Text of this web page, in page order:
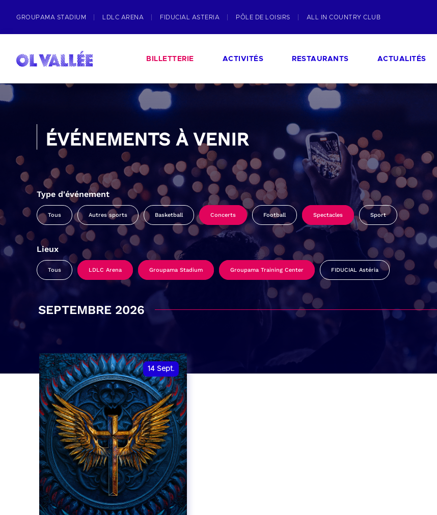
GROUPAMA STADIUM LDLC ARENA FIDUCIAL ASTERIA PÔLE DE LOISIRS ALL IN COUNTRY CLUB
BILLETTERIE ACTIVITÉS RESTAURANTS ACTUALITÉS
ÉVÉNEMENTS À VENIR
Type d'événement
Tous Autres sports Basketball Concerts Football Spectacles Sport
Lieux
Tous LDLC Arena Groupama Stadium Groupama Training Center FIDUCIAL Astéria
SEPTEMBRE 2026
14 Sept.